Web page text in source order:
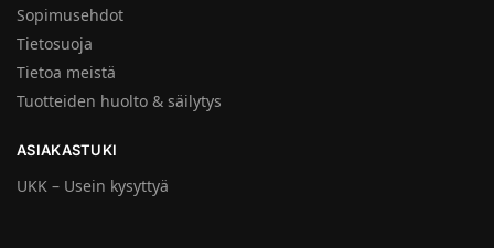
Sopimusehdot
Tietosuoja
Tietoa meistä
Tuotteiden huolto & säilytys
ASIAKASTUKI
UKK – Usein kysyttyä